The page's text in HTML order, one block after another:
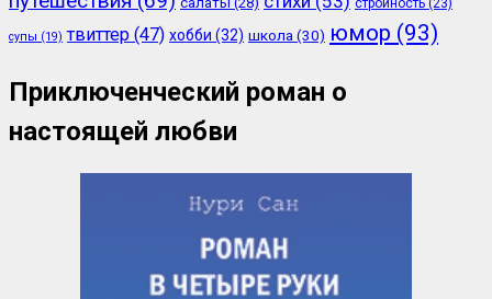
стройность (23)
супы (19) твиттер (47) хобби (32) школа (30) юмор (93)
Приключенческий роман о
настоящей любви